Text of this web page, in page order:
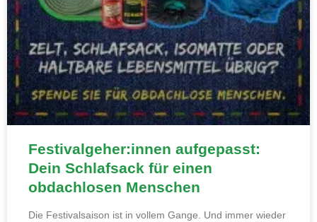
Festivalgeher:innen aufgepasst:
Dein Schlafsack für einen
obdachlosen Menschen
Die Festivalsaison ist in vollem Gange. Und immer wieder